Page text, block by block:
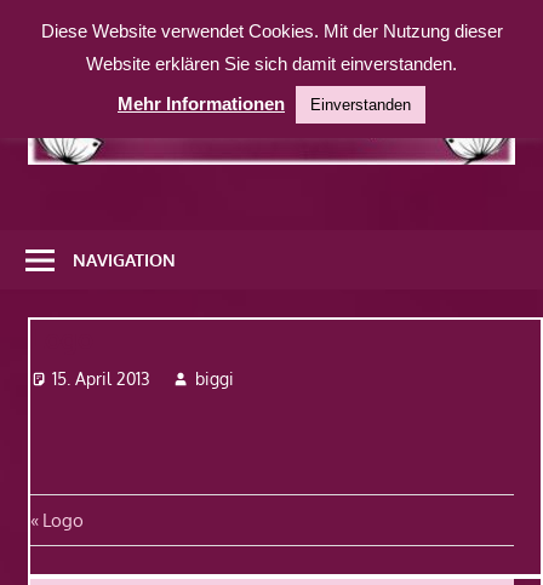
Inhalt
weitere
Website
NAVIGATION
15. April 2013 biggi
Beitragsnavigation
Vorheriger
Beitrag:
Logo
Diese Website verwendet Cookies. Mit der Nutzung dieser
Website erklären Sie sich damit einverstanden.
Mehr Informationen
Einverstanden